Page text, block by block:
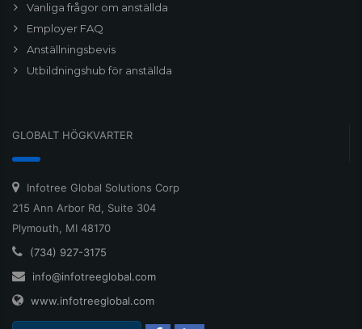
Vanliga frågor om anställda
Employer FAQ
Anställningsbevis
Utbildningshub för anställda
GLOBALT HÖGKVARTER
Infotree Global Solutions Corp
215 Ann Arbor Rd, Suite 304
Plymouth, MI 48170
(734) 927-3175
info@infotreeglobal.com
www.infotreeglobal.com